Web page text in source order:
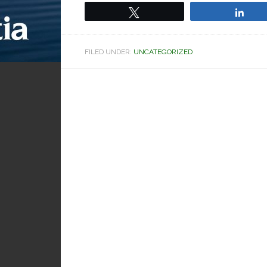
FILED UNDER: UNCATEGORIZED